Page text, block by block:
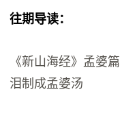
往期导读：
《新山海经》孟婆
泪制成孟婆汤